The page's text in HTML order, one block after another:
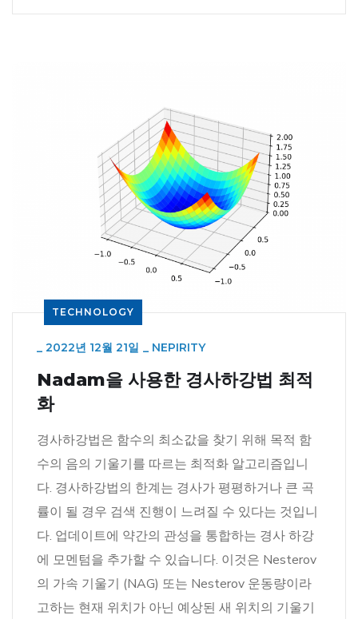
TECHNOLOGY
_ 2022년 12월 21일 _ NEPIRITY
Nadam을 사용한 경사하강법 최적
화
경사하강법은 함수의 최소값을 찾기 위해 목적 함
수의 음의 기울기를 따르는 최적화 알고리즘입니
다. 경사하강법의 한계는 경사가 평평하거나 큰 곡
률이 될 경우 검색 진행이 느려질 수 있다는 것입니
다. 업데이트에 약간의 관성을 통합하는 경사 하강
에 모멘텀을 추가할 수 있습니다. 이것은 Nesterov
의 가속 기울기 (NAG) 또는 Nesterov 운동량이라
고하는 현재 위치가 아닌 예상된 새 위치의 기울기